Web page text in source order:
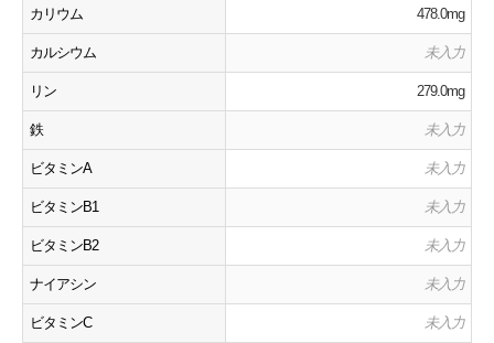
カリウム 478.0mg
カルシウム 未入力
リン 279.0mg
鉄 未入力
ビタミンA 未入力
ビタミンB1 未入力
ビタミンB2 未入力
ナイアシン 未入力
ビタミンC 未入力